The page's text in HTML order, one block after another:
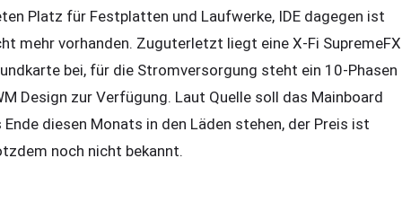
Platz für Festplatten und Laufwerke, IDE dagegen ist
mehr vorhanden. Zuguterletzt liegt eine X-Fi SupremeFX
bei, für die Stromversorgung steht ein 10-Phasen
Design zur Verfügung. Laut Quelle soll das Mainboard
Ende diesen Monats in den Läden stehen, der Preis ist
noch nicht bekannt.